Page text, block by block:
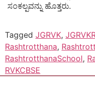
ಸಂಕಲ್ಪವನ್ನು ಹೊತ್ತರು.
Tagged JGRVK,
Rashtrotthana,
RashtrotthanaSchool,
RVKCBSE